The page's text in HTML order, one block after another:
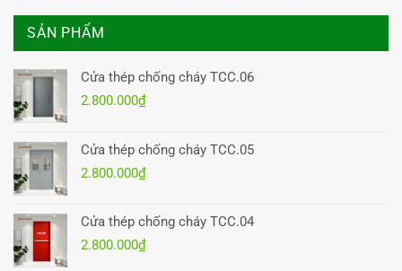
SẢN PHẨM
Cửa thép chống cháy TCC.06
2.800.000₫
Cửa thép chống cháy TCC.05
2.800.000₫
Cửa thép chống cháy TCC.04
2.800.000₫